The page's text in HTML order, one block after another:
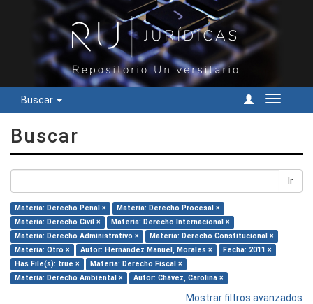
Buscar
Cambiar
Buscar
Ir
Materia: Derecho Penal ×
Materia: Derecho Procesal ×
Materia: Derecho Civil ×
Materia: Derecho Internacional ×
Materia: Derecho Administrativo ×
Materia: Derecho Constitucional ×
Materia: Otro ×
Autor: Hernández Manuel, Morales ×
Fecha: 2011 ×
Has File(s): true ×
Materia: Derecho Fiscal ×
Materia: Derecho Ambiental ×
Autor: Chávez, Carolina ×
Mostrar filtros avanzados